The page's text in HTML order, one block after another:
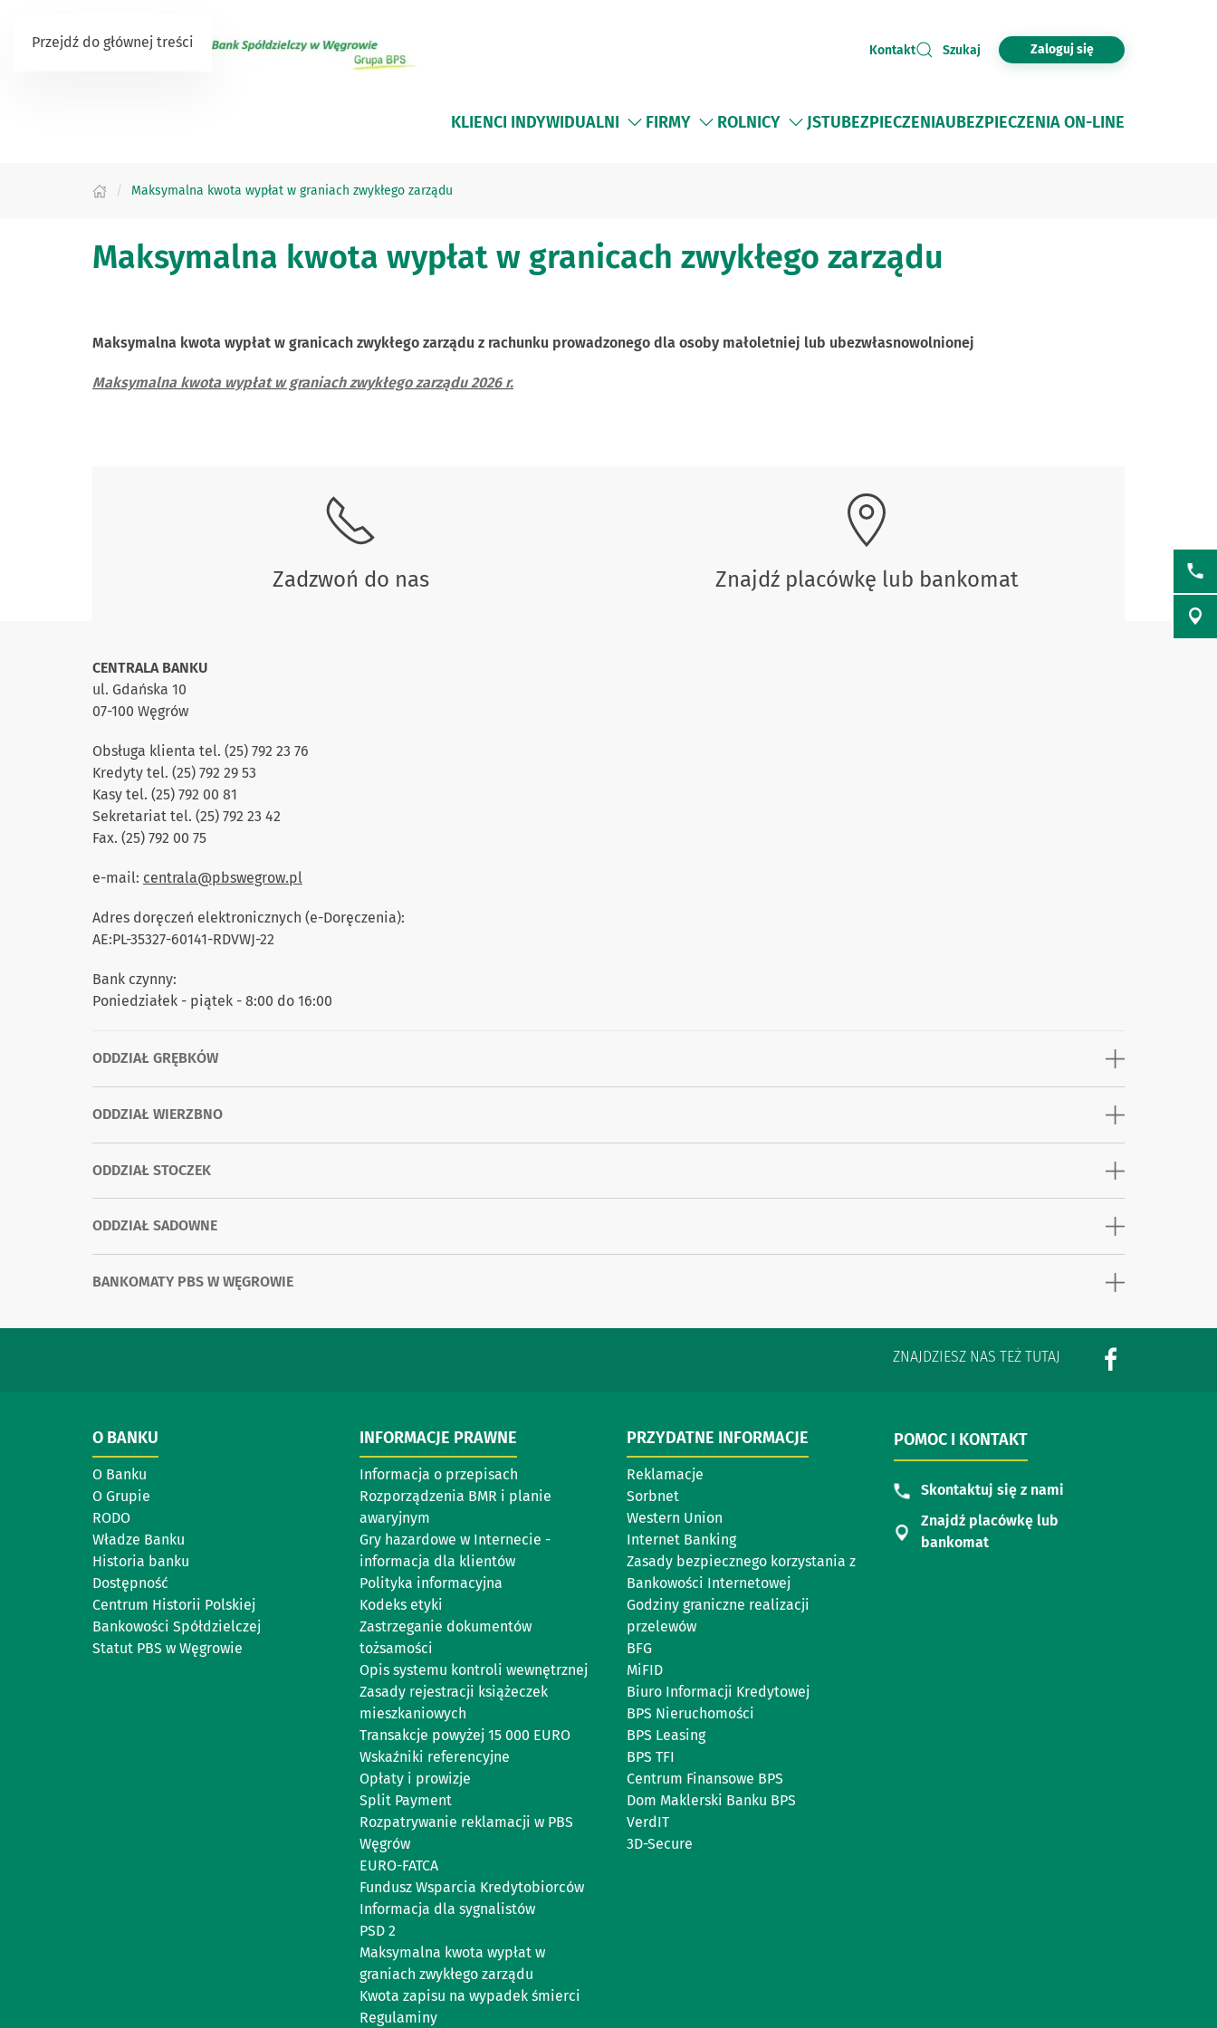
Przejdź do głównej treści Kontakt Szukaj Zaloguj się
KLIENCI INDYWIDUALNI FIRMY ROLNICY JSTUBEZPIECZENIAUBEZPIECZENIA ON-LINE
Maksymalna kwota wypłat w graniach zwykłego zarządu
Maksymalna kwota wypłat w granicach zwykłego zarządu
Maksymalna kwota wypłat w granicach zwykłego zarządu z rachunku prowadzonego dla osoby małoletniej lub ubezwłasnowolnionej
Maksymalna kwota wypłat w graniach zwykłego zarządu 2026 r.
Zadzwoń do nas Znajdź placówkę lub bankomat
CENTRALA BANKU
ul. Gdańska 10
07-100 Węgrów
Obsługa klienta tel. (25) 792 23 76
Kredyty tel. (25) 792 29 53
Kasy tel. (25) 792 00 81
Sekretariat tel. (25) 792 23 42
Fax. (25) 792 00 75
e-mail: centrala@pbswegrow.pl
Adres doręczeń elektronicznych (e-Doręczenia):
AE:PL-35327-60141-RDVWJ-22
Bank czynny:
Poniedziałek - piątek - 8:00 do 16:00
ODDZIAŁ GRĘBKÓW
ODDZIAŁ WIERZBNO
ODDZIAŁ STOCZEK
ODDZIAŁ SADOWNE
BANKOMATY PBS W WĘGROWIE
ZNAJDZIESZ NAS TEŻ TUTAJ
O BANKU
O Banku
O Grupie
RODO
Władze Banku
Historia banku
Dostępność
Centrum Historii Polskiej
Bankowości Spółdzielczej
Statut PBS w Węgrowie
INFORMACJE PRAWNE
Informacja o przepisach
Rozporządzenia BMR i planie
awaryjnym
Gry hazardowe w Internecie -
informacja dla klientów
Polityka informacyjna
Kodeks etyki
Zastrzeganie dokumentów
tożsamości
Opis systemu kontroli wewnętrznej
Zasady rejestracji książeczek
mieszkaniowych
Transakcje powyżej 15 000 EURO
Wskaźniki referencyjne
Opłaty i prowizje
Split Payment
Rozpatrywanie reklamacji w PBS
Węgrów
EURO-FATCA
Fundusz Wsparcia Kredytobiorców
Informacja dla sygnalistów
PSD 2
Maksymalna kwota wypłat w
graniach zwykłego zarządu
Kwota zapisu na wypadek śmierci
Regulaminy
PRZYDATNE INFORMACJE
Reklamacje
Sorbnet
Western Union
Internet Banking
Zasady bezpiecznego korzystania z
Bankowości Internetowej
Godziny graniczne realizacji
przelewów
BFG
MiFID
Biuro Informacji Kredytowej
BPS Nieruchomości
BPS Leasing
BPS TFI
Centrum Finansowe BPS
Dom Maklerski Banku BPS
VerdIT
3D-Secure
POMOC I KONTAKT
Skontaktuj się z nami
Znajdź placówkę lub
bankomat